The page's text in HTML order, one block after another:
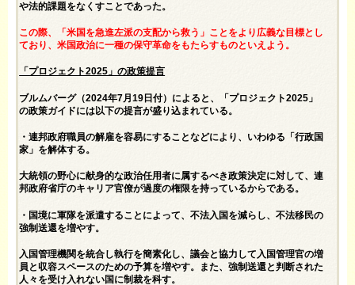
や法的課題をなくすことであった。
この際、「米国を急進左派の支配から救う」ことをより広義な目標とし
ており、米国政治に一種の保守革命をもたらすものといえよう。
「プロジェクト2025」の政策提言
ブルムバーグ（2024年7月19日付）によると、「プロジェクト2025」
の政策ガイドには以下の提言が盛り込まれている。
・連邦政府職員の解雇を容易にすることなどにより、いわゆる「行政国
家」を解体する。
大統領の野心に献身的な政治任用者に属するべき政策決定に対して、連
邦政府省庁のキャリア官僚が過度の権限を持っているからである。
・国境に軍隊を派遣することによって、不法入国を減らし、不法移民の
強制送還を増やす。
入国管理機関を統合し執行を簡素化し、議会と協力して入国管理官の増
員と収容スペースのための予算を増やす。また、強制送還と判断された
人々を受け入れない国に制裁を科す。